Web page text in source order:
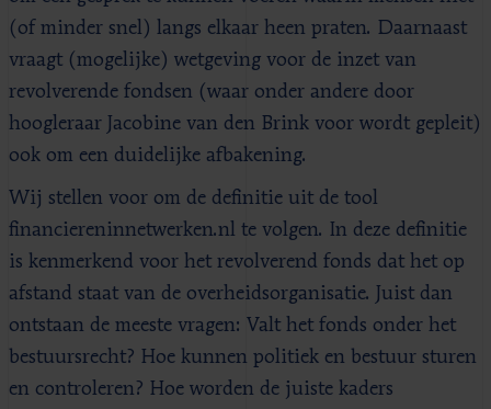
(of minder snel) langs elkaar heen praten. Daarnaast
vraagt (mogelijke) wetgeving voor de inzet van
revolverende fondsen (waar onder andere door
hoogleraar Jacobine van den Brink voor wordt gepleit)
ook om een duidelijke afbakening.
Wij stellen voor om de definitie uit de tool
financiereninnetwerken.nl te volgen. In deze definitie
is kenmerkend voor het revolverend fonds dat het op
afstand staat van de overheidsorganisatie. Juist dan
ontstaan de meeste vragen: Valt het fonds onder het
bestuursrecht? Hoe kunnen politiek en bestuur sturen
en controleren? Hoe worden de juiste kaders